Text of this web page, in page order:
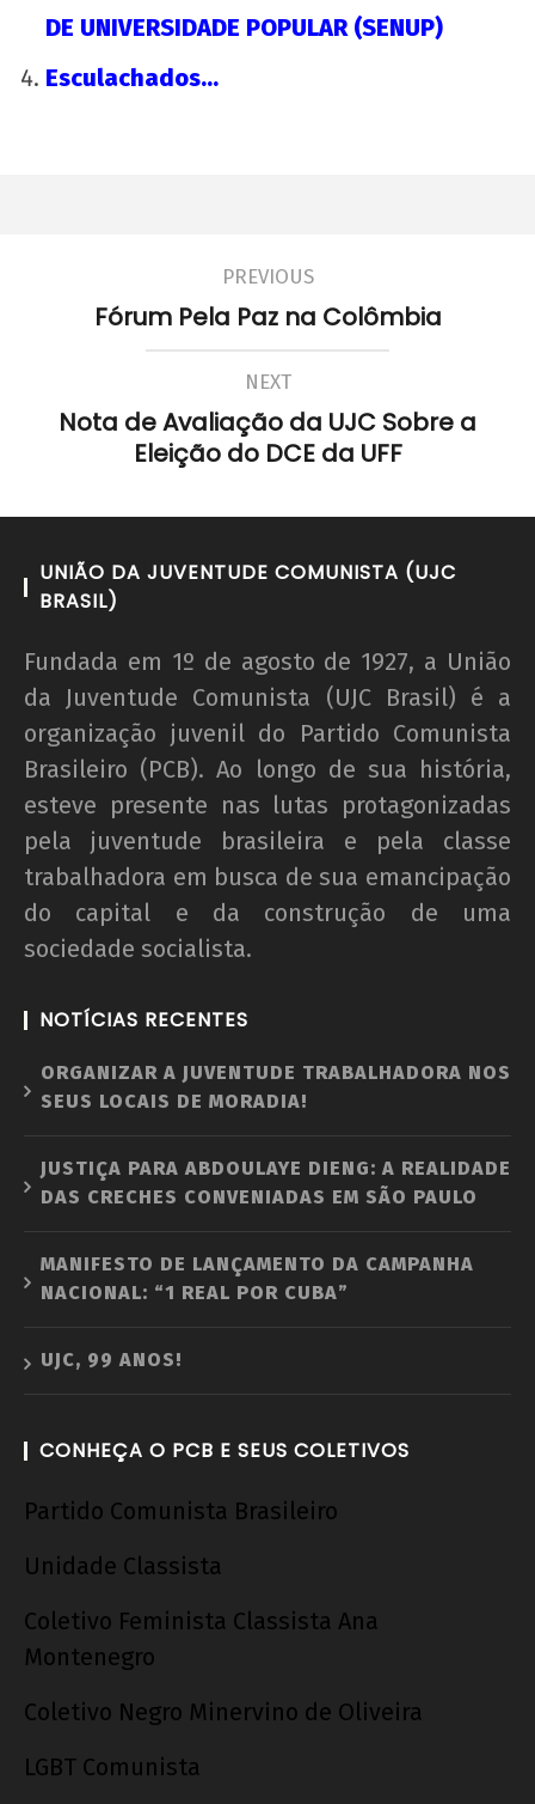
DE UNIVERSIDADE POPULAR (SENUP)
Esculachados…
PREVIOUS
Fórum Pela Paz na Colômbia
NEXT
Nota de Avaliação da UJC Sobre a
Eleição do DCE da UFF
UNIÃO DA JUVENTUDE COMUNISTA (UJC
BRASIL)
Fundada em 1º de agosto de 1927, a União
da Juventude Comunista (UJC Brasil) é a
organização juvenil do Partido Comunista
Brasileiro (PCB). Ao longo de sua história,
esteve presente nas lutas protagonizadas
pela juventude brasileira e pela classe
trabalhadora em busca de sua emancipação
do capital e da construção de uma
sociedade socialista.
NOTÍCIAS RECENTES
ORGANIZAR A JUVENTUDE TRABALHADORA NOS
SEUS LOCAIS DE MORADIA!
JUSTIÇA PARA ABDOULAYE DIENG: A REALIDADE
DAS CRECHES CONVENIADAS EM SÃO PAULO
MANIFESTO DE LANÇAMENTO DA CAMPANHA
NACIONAL: “1 REAL POR CUBA”
UJC, 99 ANOS!
CONHEÇA O PCB E SEUS COLETIVOS
Partido Comunista Brasileiro
Unidade Classista
Coletivo Feminista Classista Ana
Montenegro
Coletivo Negro Minervino de Oliveira
LGBT Comunista